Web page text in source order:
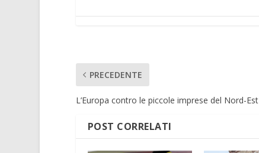
PRECEDENTE
L’Europa contro le piccole imprese del Nord-Est
POST CORRELATI